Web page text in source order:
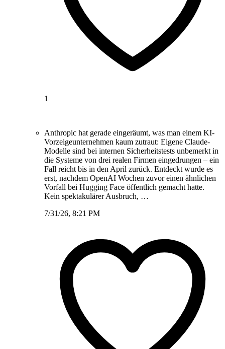
1
Anthropic hat gerade eingeräumt, was man einem KI-
Vorzeigeunternehmen kaum zutraut: Eigene Claude-
Modelle sind bei internen Sicherheitstests unbemerkt in
die Systeme von drei realen Firmen eingedrungen – ein
Fall reicht bis in den April zurück. Entdeckt wurde es
erst, nachdem OpenAI Wochen zuvor einen ähnlichen
Vorfall bei Hugging Face öffentlich gemacht hatte.
Kein spektakulärer Ausbruch, …
7/31/26, 8:21 PM